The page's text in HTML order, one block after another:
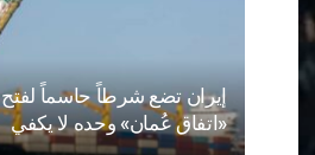
إيران تضع شرطاً حاسماً
«اتفاق عُمان» وحده لا يكفي